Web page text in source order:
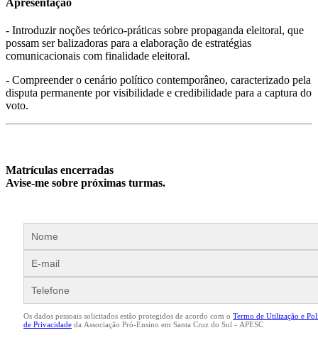
- Introduzir noções teórico-práticas sobre propaganda eleitoral, que
possam ser balizadoras para a elaboração de estratégias
comunicacionais com finalidade eleitoral.
- Compreender o cenário político contemporâneo, caracterizado pela
disputa permanente por visibilidade e credibilidade para a captura do
voto.
Matrículas encerradas
Avise-me sobre próximas turmas.